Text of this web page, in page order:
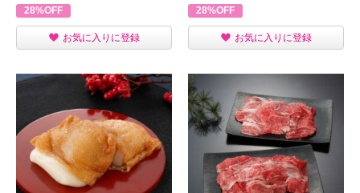
28%OFF
お気に入りに登録
28%OFF
お気に入りに登録